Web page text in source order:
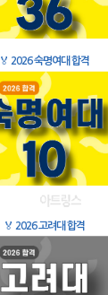
🏅 2026 숙명여대 합격
🏅 2026 고려대 합격